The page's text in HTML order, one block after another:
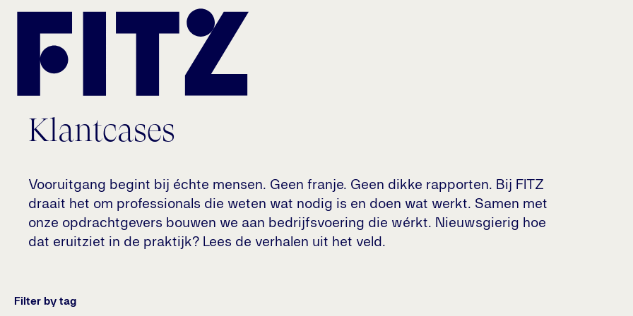
Ga naar de inhoud van de pagina
Klantcases
Vooruitgang begint bij échte mensen. Geen franje. Geen dikke rapporten. Bij FITZ
draait het om professionals die weten wat nodig is en doen wat werkt. Samen met
onze opdrachtgevers bouwen we aan bedrijfsvoering die wérkt. Nieuwsgierig hoe
dat eruitziet in de praktijk? Lees de verhalen uit het veld.
Filter by tag